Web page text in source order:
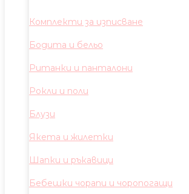
Комплекти за изписване
Бодита и бельо
Ританки и панталони
Рокли и поли
Блузи
Якета и жилетки
Шапки и ръкавици
Бебешки чорапи и чоропогащи